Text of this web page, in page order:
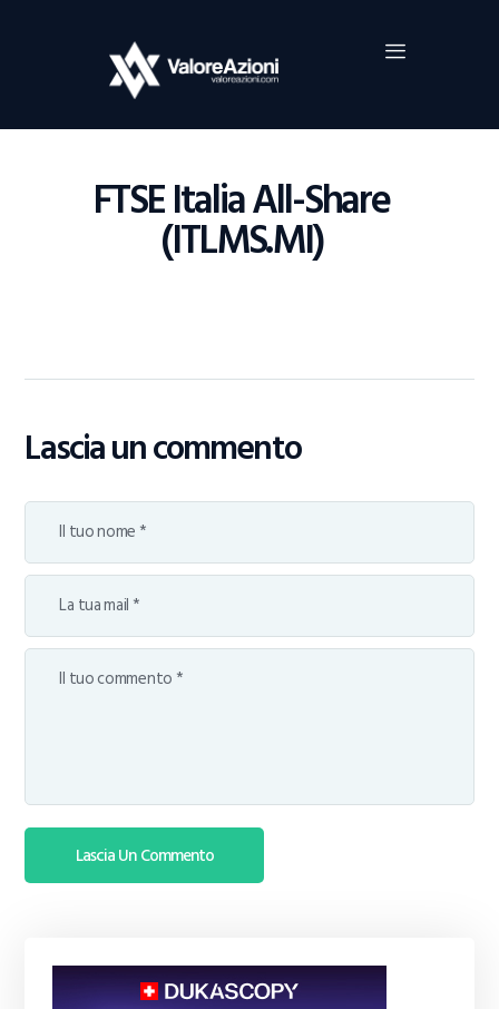
FTSE Italia All-Share
(ITLMS.MI)
Home
Investimenti
Borsa
Guide Al Trading
Criptovalute
Lascia un commento